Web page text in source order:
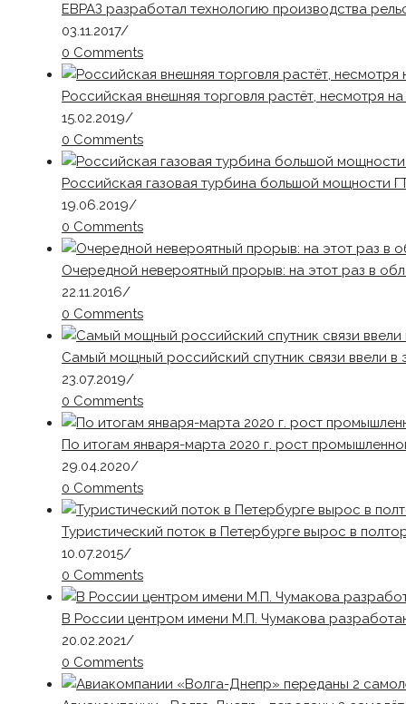
ЕВРАЗ разработал технологию производства
03.11.2017/
0 Comments
Российская внешняя торговля растёт, несмотря
15.02.2019/
0 Comments
Российская газовая турбина большой мощности
19.06.2019/
0 Comments
Очередной невероятный прорыв: на этот раз в
22.11.2016/
0 Comments
Самый мощный российский спутник связи ввели в
23.07.2019/
0 Comments
По итогам января-марта 2020 г. рост
29.04.2020/
0 Comments
Туристический поток в Петербурге вырос в
10.07.2015/
0 Comments
В России центром имени М.П. Чумакова
20.02.2021/
0 Comments